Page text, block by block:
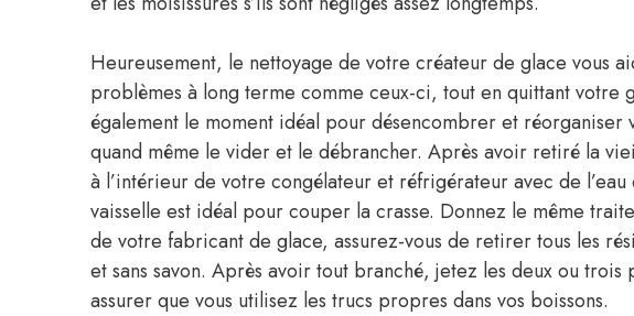
Heureusement, le nettoyage de votre créateur de glace vous
problèmes à long terme comme ceux-ci, tout en quittant votre
également le moment idéal pour désencombrer et
quand même le vider et le débrancher. Après avoir retiré la
à l’intérieur de votre congélateur et réfrigérateur avec de l’eau
vaisselle est idéal pour couper la crasse. Donnez le même
de votre fabricant de glace, assurez-vous de retirer tous les
et sans savon. Après avoir tout branché, jetez les deux ou
assurer que vous utilisez les trucs propres dans vos boissons.